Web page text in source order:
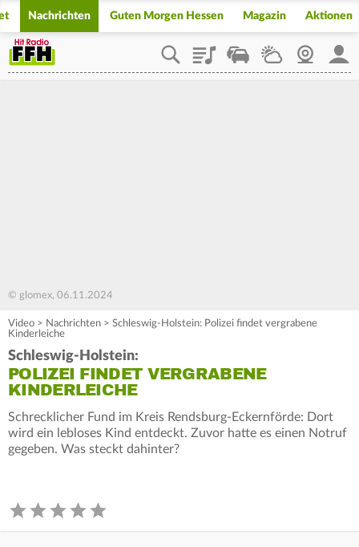
Nachrichten Guten Morgen Hessen Magazin Aktionen
PlaylistStaupilotWetterWebcam
© glomex, 06.11.2024
Video > Nachrichten > Schleswig-Holstein: Polizei findet vergrabene
Kinderleiche
Schleswig-Holstein:
POLIZEI FINDET VERGRABENE
KINDERLEICHE
Schrecklicher Fund im Kreis Rendsburg-Eckernförde: Dort
wird ein lebloses Kind entdeckt. Zuvor hatte es einen Notruf
gegeben. Was steckt dahinter?